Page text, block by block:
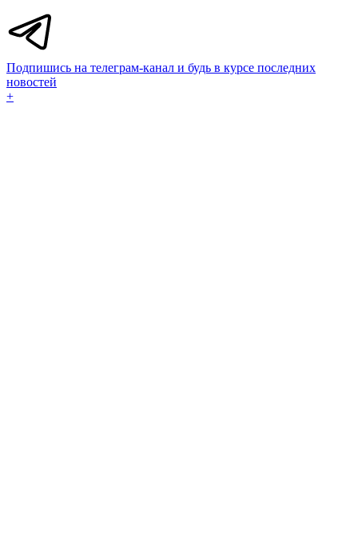
Подпишись на телеграм-канал и будь в курсе последних
новостей
+